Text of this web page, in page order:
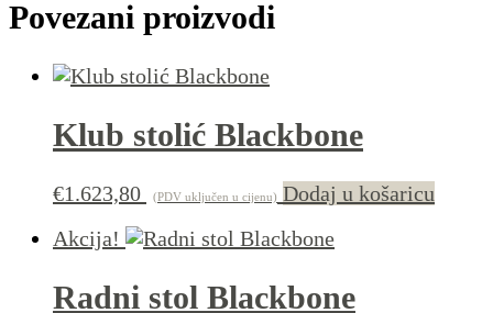
Povezani proizvodi
Klub stolić Blackbone
€1.623,80 (PDV uključen u cijenu) Dodaj u košaricu
Akcija!
Radni stol Blackbone